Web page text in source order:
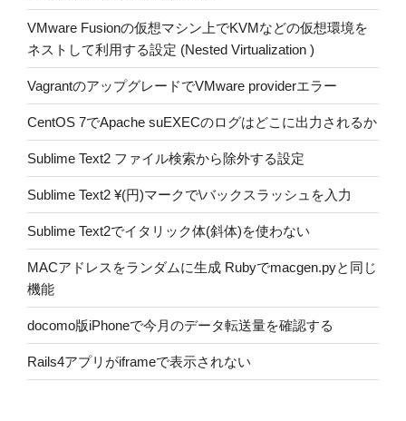
VMware Fusionの仮想マシン上でKVMなどの仮想環境を
ネストして利用する設定 (Nested Virtualization )
VagrantのアップグレードでVMware providerエラー
CentOS 7でApache suEXECのログはどこに出力されるか
Sublime Text2 ファイル検索から除外する設定
Sublime Text2 ¥(円)マークで\バックスラッシュを入力
Sublime Text2でイタリック体(斜体)を使わない
MACアドレスをランダムに生成 Rubyでmacgen.pyと同じ
機能
docomo版iPhoneで今月のデータ転送量を確認する
Rails4アプリがiframeで表示されない